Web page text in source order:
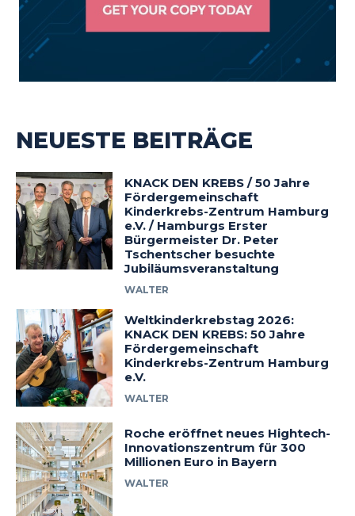
NEUESTE BEITRÄGE
KNACK DEN KREBS / 50 Jahre
Fördergemeinschaft
Kinderkrebs-Zentrum Hamburg
e.V. / Hamburgs Erster
Bürgermeister Dr. Peter
Tschentscher besuchte
Jubiläumsveranstaltung
WALTER
Weltkinderkrebstag 2026:
KNACK DEN KREBS: 50 Jahre
Fördergemeinschaft
Kinderkrebs-Zentrum Hamburg
e.V.
WALTER
Roche eröffnet neues Hightech-
Innovationszentrum für 300
Millionen Euro in Bayern
WALTER